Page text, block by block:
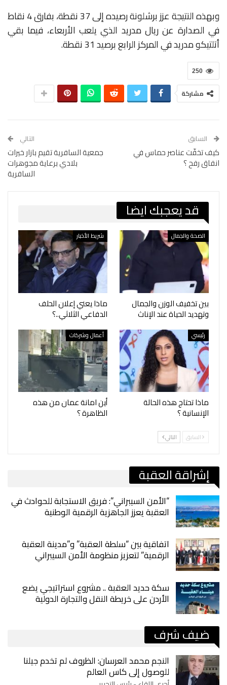
وبهذه النتيجة عزز برشلونة رصيده إلى 37 نقطة، بفارق 4 نقاط
في الصدارة عن ريال مدريد الذي يلعب الأربعاء، فيما بقي
أتلتيكو مدريد في المركز الرابع برصيد 31 نقطة.
250
مشاركة
السابق
كيف تخفّت عناصر حماس في
انفاق رفح ؟
التالي
جمعية السافرية تقيم بازار خيرات
بلادي برعاية مجوهرات
السافرية
قد يعجبك ايضا
الصحة والجمال
بين تخفيف الوزن والجمال
وتهديد الحياة عند الإناث
شريط الأخبار
ماذا يعني إعلان الحلف
الدفاعي الثلاثي..؟
رئيسي
ماذا تحتاج هذه الحالة
الإنسانية ؟
أعمال وشركات
أين امانة عمان من هذه
الظاهرة ؟
السابق التالي
إشراقة العقبة
“الأمن السيبراني”: فريق الاستجابة للحوادث في
العقبة يعزز الجاهزية الرقمية الوطنية
اتفاقية بين “سلطة العقبة” و”مدينة العقبة
الرقمية” لتعزيز منظومة الأمن السيبراني
سكة حديد العقبة .. مشروع استراتيجي يضع
الأردن على خريطة النقل والتجارة الدولية
ضيف شرف
النجم محمد العرسان: الظروف لم تخدم جيلنا
للوصول إلى كاس العالم